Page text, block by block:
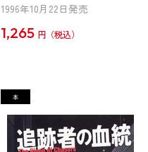
1996年10月22日発売
1,265 円